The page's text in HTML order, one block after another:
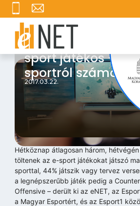
Közel 200.000
sport játékos – az
sportról
2017.03.22.
Hétköznap átlagosan három,
töltenek az e-sport játékokat játszó
sporttal, 44% játszik vagy tervez
a legnépszerűbb játék pedig a
Offensive – derült ki az eNET, az
a Magyar Esportért, és az Esport1